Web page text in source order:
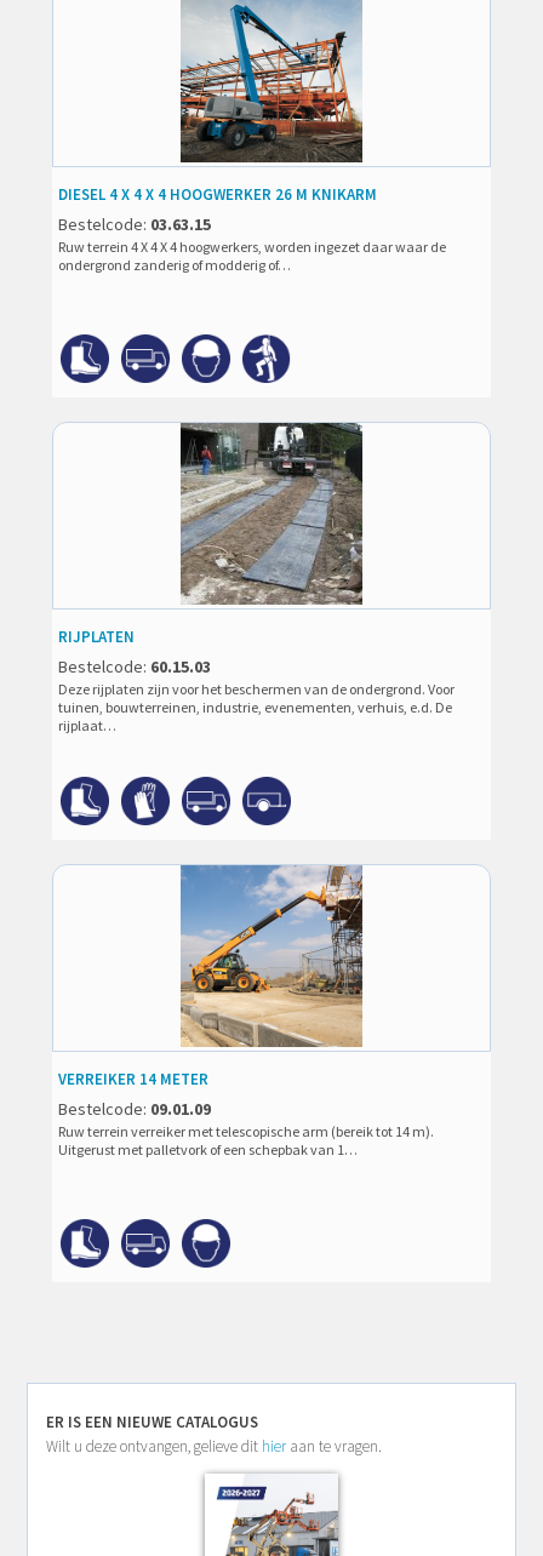
DIESEL 4 X 4 X 4 HOOGWERKER 26 M KNIKARM
Bestelcode: 03.63.15
Ruw terrein 4 X 4 X 4 hoogwerkers, worden ingezet daar waar de
ondergrond zanderig of modderig of…
RIJPLATEN
Bestelcode: 60.15.03
Deze rijplaten zijn voor het beschermen van de ondergrond. Voor
tuinen, bouwterreinen, industrie, evenementen, verhuis, e.d. De
rijplaat…
VERREIKER 14 METER
Bestelcode: 09.01.09
Ruw terrein verreiker met telescopische arm (bereik tot 14 m).
Uitgerust met palletvork of een schepbak van 1…
ER IS EEN NIEUWE CATALOGUS
Wilt u deze ontvangen, gelieve dit hier aan te vragen.